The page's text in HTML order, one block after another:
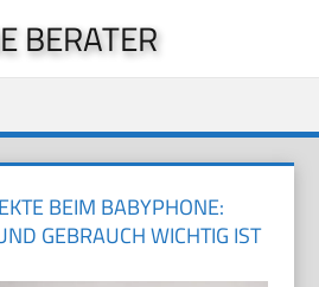
BERATER
BEIM BABYPHONE:
GEBRAUCH WICHTIG IST